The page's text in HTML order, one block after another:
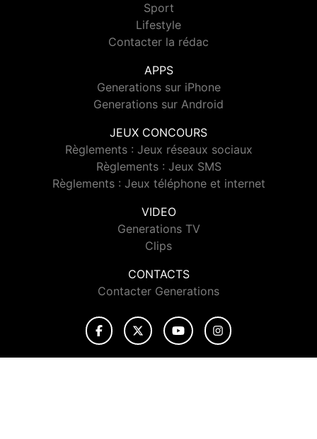
Sport
Lifestyle
Contacter la rédac
APPS
Generations sur iPhone
Generations sur Android
JEUX CONCOURS
Règlements : Jeux réseaux sociaux
Règlements : Jeux SMS
Règlements : Jeux téléphone et internet
VIDEO
Generations TV
Clips
CONTACTS
Contacter Generations